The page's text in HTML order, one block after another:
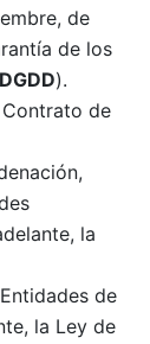
de
de los
).
de
la
de
la Ley de